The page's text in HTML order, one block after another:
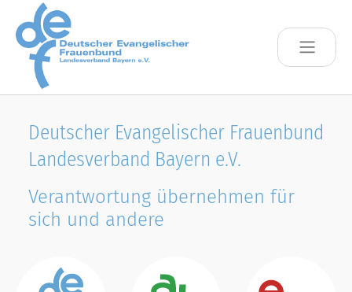
Skip to main content
Deutscher Evangelischer Frauenbund
Landesverband Bayern e.V.
Verantwortung übernehmen für
sich und andere